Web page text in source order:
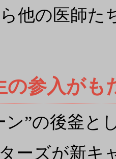
他の医師た
の参入が
ン”の後釜と
ーズが新キ